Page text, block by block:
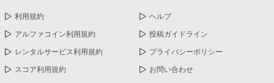
利用規約 ヘルプ
アルファコイン利用規約 投稿ガイドライン
レンタルサービス利用規約 プライバシーポリシー
スコア利用規約 お問い合わせ